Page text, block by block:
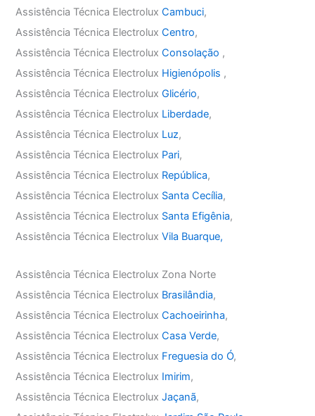
Assistência Técnica ElectroluxCambuci,
Assistência Técnica ElectroluxCentro,
Assistência Técnica ElectroluxConsolação ,
Assistência Técnica Electrolux Higienópolis ,
Assistência Técnica ElectroluxGlicério,
Assistência Técnica Electrolux Liberdade,
Assistência Técnica Electrolux Luz,
Assistência Técnica Electrolux Pari,
Assistência Técnica Electrolux República,
Assistência Técnica Electrolux Santa Cecília,
Assistência Técnica Electrolux Santa Efigênia,
Assistência Técnica ElectroluxVila Buarque,
Assistência Técnica Electrolux Zona Norte
Assistência Técnica Electrolux Brasilândia,
Assistência Técnica ElectroluxCachoeirinha,
Assistência Técnica ElectroluxCasa Verde,
Assistência Técnica Electrolux Freguesia do Ó,
Assistência Técnica Electrolux Imirim,
Assistência Técnica ElectroluxJaçanã,